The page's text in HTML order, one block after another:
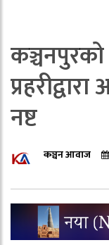
कञ्चनपुरको
नष्ट
कञ्चन आवाज